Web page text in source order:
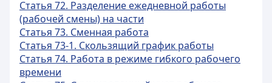
Статья 72. Разделение ежедневной работы
(рабочей смены) на части
Статья 73. Сменная работа
Статья 73-1. Скользящий график работы
Статья 74. Работа в режиме гибкого рабочего
времени